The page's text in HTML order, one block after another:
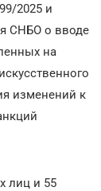
2025 и
СНБО о вводе
на
изменений к
лиц и 55